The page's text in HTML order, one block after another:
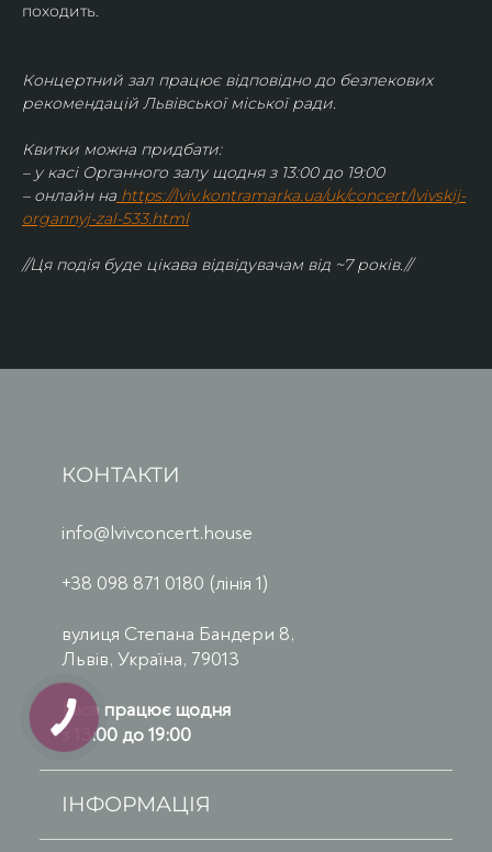
походить.
Концертний зал працює відповідно до безпекових
рекомендацій Львівської міської ради.
Квитки можна придбати:
– у касі Органного залу щодня з 13:00 до 19:00
– онлайн на https://lviv.kontramarka.ua/uk/concert/lvivskij-
organnyj-zal-533.html
//Ця подія буде цікава відвідувачам від ~7 років.//
КОНТАКТИ
info@lvivconcert.house
+38 098 871 0180 (лінія 1)
вулиця Степана Бандери 8,
Львів, Україна, 79013
Каса працює щодня
з 13:00 до 19:00
ІНФОРМАЦІЯ